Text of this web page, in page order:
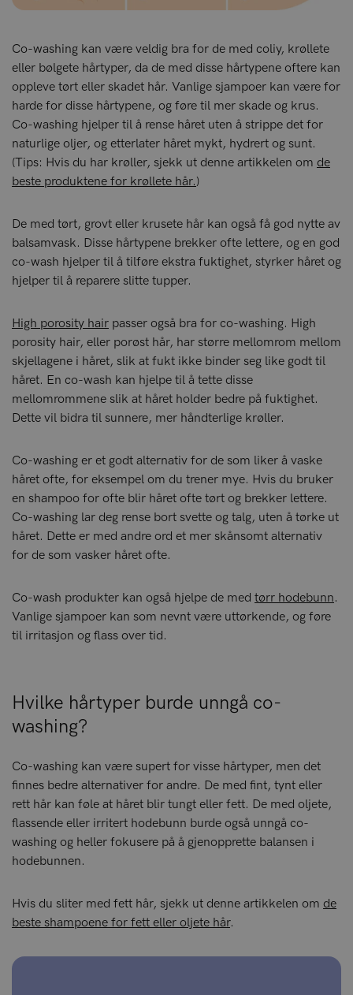
Co-washing kan være veldig bra for de med coliy, krøllete
eller bølgete hårtyper, da de med disse hårtypene oftere kan
oppleve tørt eller skadet hår. Vanlige sjampoer kan være for
harde for disse hårtypene, og føre til mer skade og krus.
Co-washing hjelper til å rense håret uten å strippe det for
naturlige oljer, og etterlater håret mykt, hydrert og sunt.
(Tips: Hvis du har krøller, sjekk ut denne artikkelen om de
beste produktene for krøllete hår.)
De med tørt, grovt eller krusete hår kan også få god nytte av
balsamvask. Disse hårtypene brekker ofte lettere, og en god
co-wash hjelper til å tilføre ekstra fuktighet, styrker håret og
hjelper til å reparere slitte tupper.
High porosity hair passer også bra for co-washing. High
porosity hair, eller porøst hår, har større mellomrom mellom
skjellagene i håret, slik at fukt ikke binder seg like godt til
håret. En co-wash kan hjelpe til å tette disse
mellomrommene slik at håret holder bedre på fuktighet.
Dette vil bidra til sunnere, mer håndterlige krøller.
Co-washing er et godt alternativ for de som liker å vaske
håret ofte, for eksempel om du trener mye. Hvis du bruker
en shampoo for ofte blir håret ofte tørt og brekker lettere.
Co-washing lar deg rense bort svette og talg, uten å tørke ut
håret. Dette er med andre ord et mer skånsomt alternativ
for de som vasker håret ofte.
Co-wash produkter kan også hjelpe de med tørr hodebunn.
Vanlige sjampoer kan som nevnt være uttørkende, og føre
til irritasjon og flass over tid.
Hvilke hårtyper burde unngå co-
washing?
Co-washing kan være supert for visse hårtyper, men det
finnes bedre alternativer for andre. De med fint, tynt eller
rett hår kan føle at håret blir tungt eller fett. De med oljete,
flassende eller irritert hodebunn burde også unngå co-
washing og heller fokusere på å gjenopprette balansen i
hodebunnen.
Hvis du sliter med fett hår, sjekk ut denne artikkelen om de
beste shampoene for fett eller oljete hår.